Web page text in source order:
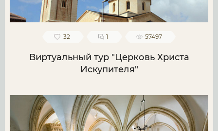
32 1 57497
Виртуальный тур "Церковь Христа
Искупителя"